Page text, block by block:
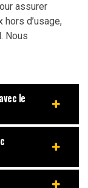
assurer
d’usage,
Nous
le